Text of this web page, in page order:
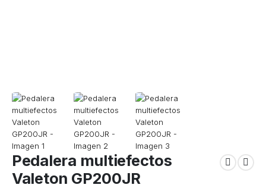
Pedalera multiefectos
Valeton GP200JR